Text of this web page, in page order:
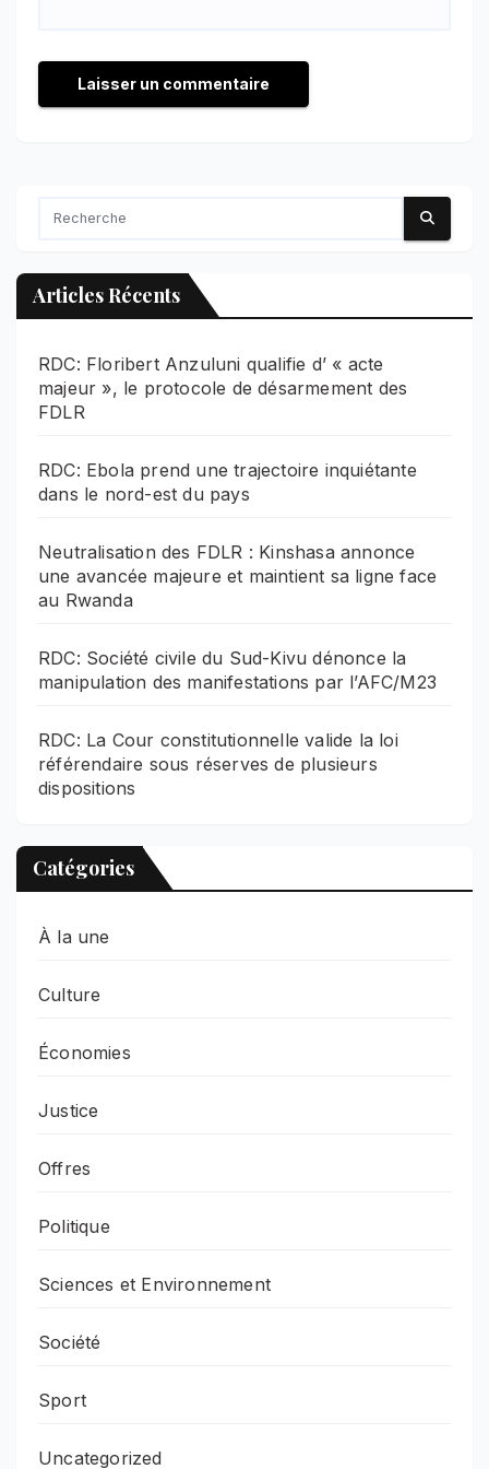
Articles Récents
RDC: Floribert Anzuluni qualifie d’ « acte
majeur », le protocole de désarmement des
FDLR
RDC: Ebola prend une trajectoire inquiétante
dans le nord-est du pays
Neutralisation des FDLR : Kinshasa annonce
une avancée majeure et maintient sa ligne face
au Rwanda
RDC: Société civile du Sud-Kivu dénonce la
manipulation des manifestations par l’AFC/M23
RDC: La Cour constitutionnelle valide la loi
référendaire sous réserves de plusieurs
dispositions
Catégories
À la une
Culture
Économies
Justice
Offres
Politique
Sciences et Environnement
Société
Sport
Uncategorized